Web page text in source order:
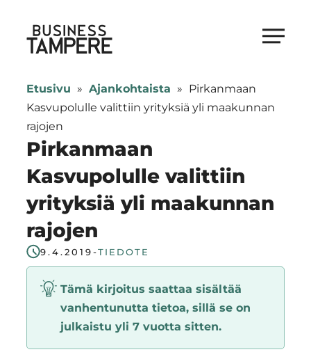
suoraan
sisältöön
Business Tampere
Tampere
supports
talents,
investors
entrepreneurs
in
making
a
smooth
start
Tampere
Region
Etusivu » Ajankohtaista » Pirkanmaan
Kasvupolulle valittiin yrityksiä yli maakunnan
rajojen
Pirkanmaan
Kasvupolulle valittiin
yrityksiä yli maakunnan
rajojen
9.4.2019-TIEDOTE
Tämä kirjoitus saattaa sisältää
vanhentunutta tietoa, sillä se on
julkaistu yli 7 vuotta sitten.